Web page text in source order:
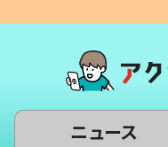
ニュース